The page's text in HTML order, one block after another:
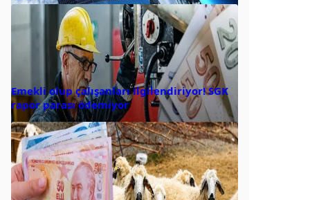
Emekli olup çalışanları ilgilendiriyor! SGK
rapor parası ödemiyor